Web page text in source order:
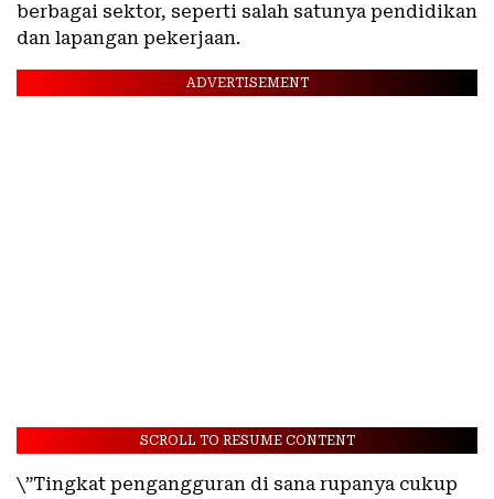
berbagai sektor, seperti salah satunya pendidikan
dan lapangan pekerjaan.
ADVERTISEMENT
SCROLL TO RESUME CONTENT
\”Tingkat pengangguran di sana rupanya cukup